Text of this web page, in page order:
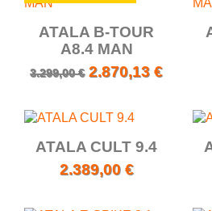
ATALA B-TOUR
A8.4 MAN
3.299,00 € 2.870,13 €
ATALA CULT 9.4
2.389,00 €